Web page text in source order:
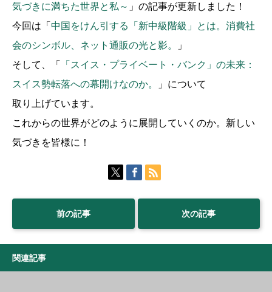
気づきに満ちた世界と私～ 」の記事が更新しました！
今回は「 中国をけん引する「新中級階級」とは。消費社
会のシンボル、ネット通販の光と影。
」
そして、「
「スイス・プライベート・バンク」の未来：
スイス勢転落への幕開けなのか。
」について
取り上げています。
これからの世界がどのように展開していくのか。新しい
気づきを皆様に！
前の記事 次の記事
関連記事